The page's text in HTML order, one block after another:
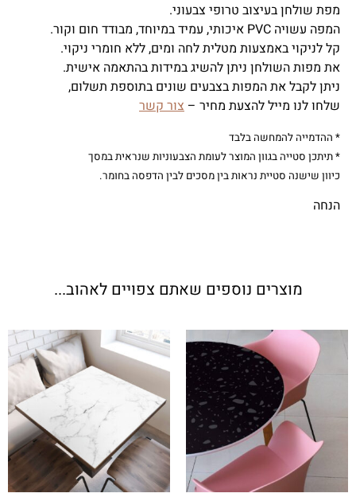
מפת שולחן בעיצוב טרופי צבעוני.
המפה עשויה PVC איכותי, עמיד במיוחד, מבודד חום וקור.
קל לניקוי באמצעות מטלית לחה ומים, ללא חומרי ניקוי.
את מפות השולחן ניתן להשיג במידות בהתאמה אישית.
ניתן לקבל את המפות בצבעים שונים בתוספת תשלום,
שלחו לנו מייל להצעת מחיר – צור קשר
* ההדמייה להמחשה בלבד
* תיתכן סטייה בגוון המוצר לעומת הצבעוניות שנראית במסך
כיוון שישנה סטיית נראות בין מסכים לבין הדפסה בחומר.
הנחה
מוצרים נוספים שאתם צפויים לאהוב...